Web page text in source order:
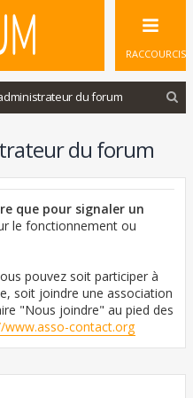
RACCOURCIS
du forum
du forum
que pour signaler un
le fonctionnement ou
pouvez soit participer à
soit joindre une association
"Nous joindre" au pied des
www.asso-contact.org